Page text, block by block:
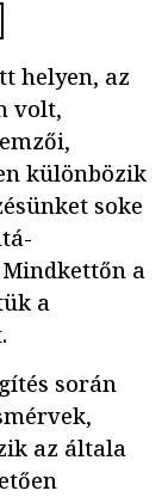
helyen, az
volt,
különbözik
soke
a
a
során
az általa